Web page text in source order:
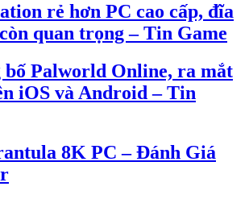
rẻ hơn PC cao cấp, đĩa
quan trọng – Tin Game
bố Palworld Online, ra mắt
iOS và Android – Tin
8K PC – Đánh Giá